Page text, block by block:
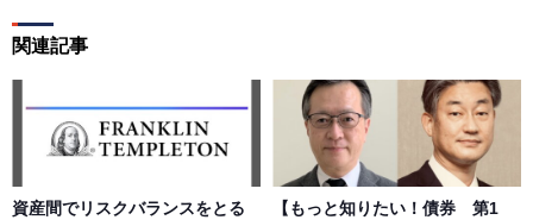
第５条（著作権）
本サイトに掲載された情報、写真、その他の著作物は、当
社もしくは著作物の著作者または著作権者に帰属するもの
とします。会員は、当社著作物について複製、転用、公衆
送信、譲渡、翻案および翻訳などの著作権、商標権などを
侵害する行為を行ってはならないものとします。
関連記事
資産間でリスクバランスをとる
【もっと知りたい！債券 第1